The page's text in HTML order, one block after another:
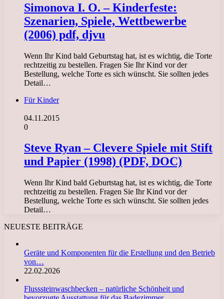
Simonova I. O. – Kinderfeste:
Szenarien, Spiele, Wettbewerbe
(2006) pdf, djvu
Wenn Ihr Kind bald Geburtstag hat, ist es wichtig, die Torte
rechtzeitig zu bestellen. Fragen Sie Ihr Kind vor der
Bestellung, welche Torte es sich wünscht. Sie sollten jedes
Detail…
Für Kinder
04.11.2015
0
Steve Ryan – Clevere Spiele mit Stift
und Papier (1998) (PDF, DOC)
Wenn Ihr Kind bald Geburtstag hat, ist es wichtig, die Torte
rechtzeitig zu bestellen. Fragen Sie Ihr Kind vor der
Bestellung, welche Torte es sich wünscht. Sie sollten jedes
Detail…
NEUESTE BEITRÄGE
Geräte und Komponenten für die Erstellung und den Betrieb
von…
22.02.2026
Flusssteinwaschbecken – natürliche Schönheit und